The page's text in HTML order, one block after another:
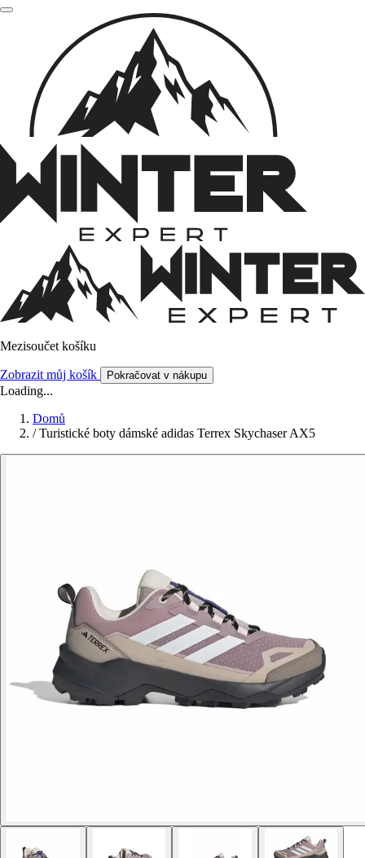
Mezisoučet košíku
Zobrazit můj košík Pokračovat v nákupu
Loading...
Domů
/ Turistické boty dámské adidas Terrex Skychaser AX5